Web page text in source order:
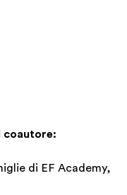
coautore:
di EF Academy,